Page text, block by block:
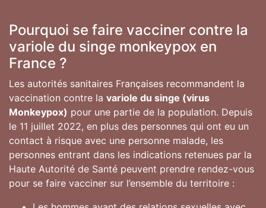
Pourquoi se faire vacciner contre la
variole du singe monkeypox en
France ?
Les autorités sanitaires Françaises recommandent la
vaccination contre la variole du singe (virus
Monkeypox) pour une partie de la population. Depuis
le 11 juillet 2022, en plus des personnes qui ont eu un
contact à risque avec une personne malade, les
personnes entrant dans les indications retenues par la
Haute Autorité de Santé peuvent prendre rendez-vous
pour se faire vacciner sur l’ensemble du territoire :